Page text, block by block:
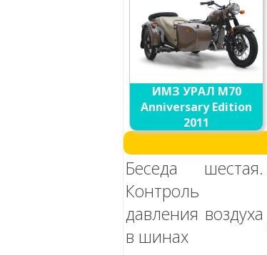
ИМЗ УРАЛ M70
Anniversary Edition
2011
Беседа шестая.
Контроль
давления воздуха
в шинах